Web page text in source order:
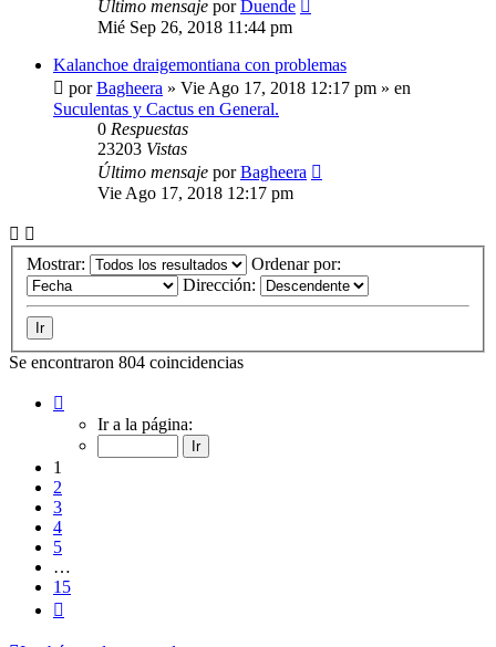
Último mensaje porDuende
Mié Sep 26, 2018 11:44 pm
Kalanchoe draigemontiana con problemas
porBagheera » Vie Ago 17, 2018 12:17 pm » en
Suculentas y Cactus en General.
0 Respuestas
23203 Vistas
Último mensaje porBagheera
Vie Ago 17, 2018 12:17 pm
Mostrar:
Ordenar por:
Dirección:
Se encontraron 804 coincidencias
Ir a la página:
1
2
3
4
5
…
15